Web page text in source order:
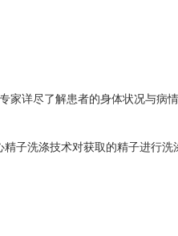
详尽了解患者的身体状况与
子洗涤技术对获取的精子进行